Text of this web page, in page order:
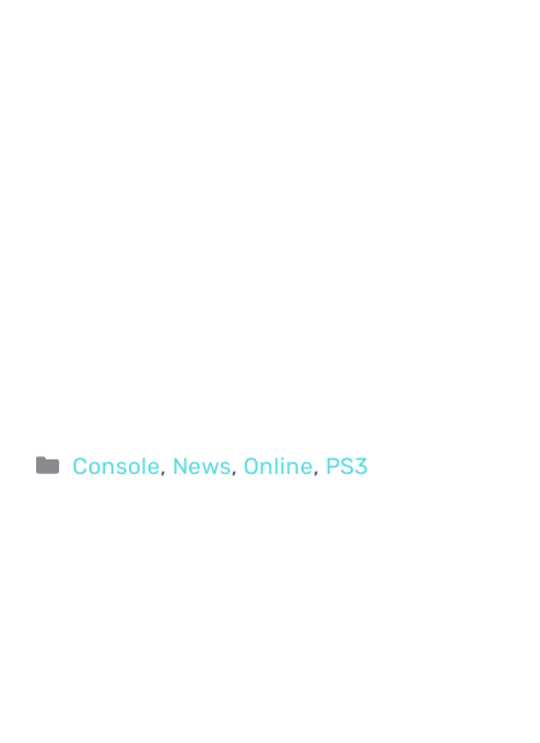
Categorie
Console, News, Online, PS3